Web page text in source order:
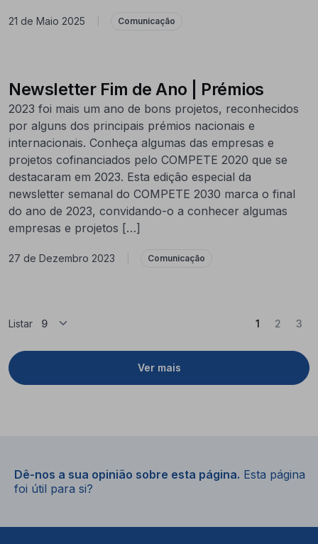
21 de Maio 2025 Comunicação
Newsletter Fim de Ano | Prémios
2023 foi mais um ano de bons projetos, reconhecidos
por alguns dos principais prémios nacionais e
internacionais. Conheça algumas das empresas e
projetos cofinanciados pelo COMPETE 2020 que se
destacaram em 2023. Esta edição especial da
newsletter semanal do COMPETE 2030 marca o final
do ano de 2023, convidando-o a conhecer algumas
empresas e projetos […]
27 de Dezembro 2023 Comunicação
Listar
Ver mais
1 (Atual)
2 3
Dê-nos a sua opinião sobre esta página. Esta página
foi útil para si?